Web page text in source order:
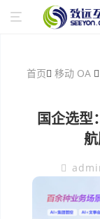
首页 移动 OA
国企选型